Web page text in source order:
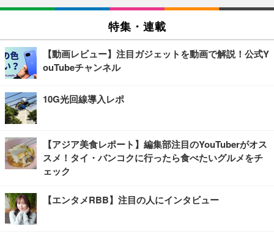
特集・連載
【動画レビュー】注目ガジェットを動画で解説！公式Y
ouTubeチャンネル
10G光回線導入レポ
【アジア美食レポート】編集部注目のYouTuberがオス
スメ！タイ・バンコクに行ったら食べたいグルメをチ
ェック
【エンタメRBB】注目の人にインタビュー